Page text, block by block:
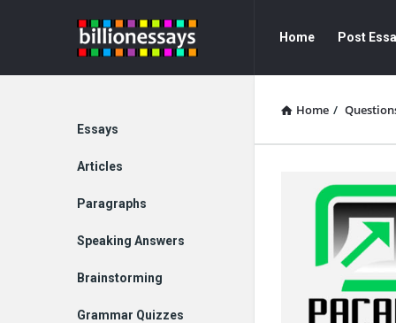
Billion
Essays
Essays
Navigation
Home Post
Home /
Explore
Essays
Articles
Paragraphs
Speaking Answers
Brainstorming
Grammar Quizzes